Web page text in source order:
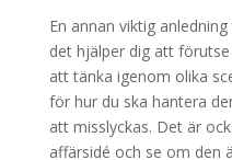
En annan viktig
det hjälper dig att
att tänka igenom olika
för hur du ska hantera
att misslyckas. Det är
affärsidé och se om den